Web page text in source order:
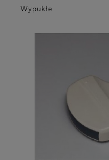
Wypukłe